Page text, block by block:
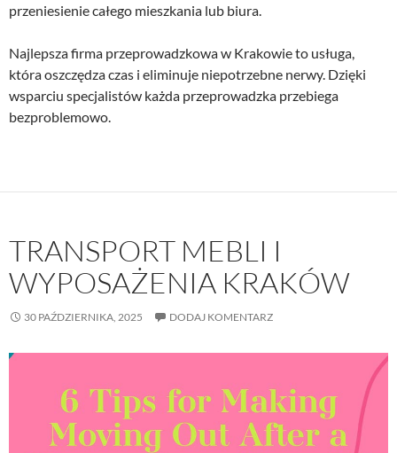
przeniesienie całego mieszkania lub biura.
Najlepsza firma przeprowadzkowa w Krakowie to usługa,
która oszczędza czas i eliminuje niepotrzebne nerwy. Dzięki
wsparciu specjalistów każda przeprowadzka przebiega
bezproblemowo.
TRANSPORT MEBLI I
WYPOSAŻENIA KRAKÓW
30 PAŹDZIERNIKA, 2025 DODAJ KOMENTARZ